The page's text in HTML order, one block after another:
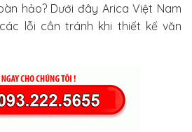
hảo? Dưới đây Arica Việt Nam
lỗi cần tránh khi thiết kế văn